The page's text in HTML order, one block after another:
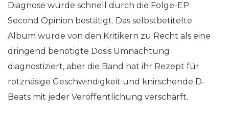
Diagnose wurde schnell durch die Folge-EP
Second Opinion bestätigt. Das selbstbetitelte
Album wurde von den Kritikern zu Recht als eine
dringend benötigte Dosis Umnachtung
diagnostiziert, aber die Band hat ihr Rezept für
rotznäsige Geschwindigkeit und knirschende D-
Beats mit jeder Veröffentlichung verschärft.